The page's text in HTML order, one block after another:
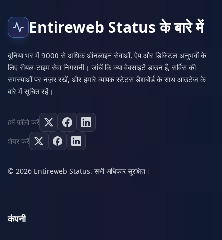
Entireweb Status के बारे में
दुनिया भर में 9000 से अधिक ऑनलाइन सेवाओं, ऐप और डिजिटल अनुभवों के
लिए रीयल-टाइम सेवा निगरानी। जांचें कि क्या वेबसाइटें डाउन हैं, सर्विस की
समस्याओं पर नज़र रखें, और हमारे व्यापक स्टेटस डैशबोर्ड के साथ आउटेज के
बारे में सूचित रहें।
हमें फॉलो करें
शेयर करें
© 2026 Entireweb Status. सभी अधिकार सुरक्षित।
कंपनी